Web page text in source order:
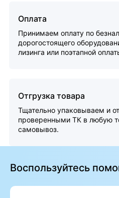
Оплата
Принимаем оплату по
дорогостоящего
лизинга или поэтапной
Отгрузка товара
Тщательно упаковываем и
проверенными ТК в любую
самовывоз.
Воспользуйтесь